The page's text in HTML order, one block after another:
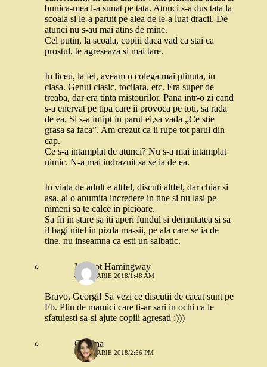
bunica-mea l-a sunat pe tata. Atunci s-a dus tata la
scoala si le-a paruit pe alea de le-a luat dracii. De
atunci nu s-au mai atins de mine.
Cel putin, la scoala, copiii daca vad ca stai ca
prostul, te agreseaza si mai tare.
In liceu, la fel, aveam o colega mai plinuta, in
clasa. Genul clasic, tocilara, etc. Era super de
treaba, dar era tinta mistourilor. Pana intr-o zi cand
s-a enervat pe tipa care ii provoca pe toti, sa rada
de ea. Si s-a infipt in parul ei,sa vada „Ce stie
grasa sa faca”. Am crezut ca ii rupe tot parul din
cap.
Ce s-a intamplat de atunci? Nu s-a mai intamplat
nimic. N-a mai indraznit sa se ia de ea.
In viata de adult e altfel, discuti altfel, dar chiar si
asa, ai o anumita incredere in tine si nu lasi pe
nimeni sa te calce in picioare.
Sa fii in stare sa iti aperi fundul si demnitatea si sa
il bagi nitel in pizda ma-sii, pe ala care se ia de
tine, nu inseamna ca esti un salbatic.
Margot Hamingway
8 IANUARIE 2018/1:48 AM
Bravo, Georgi! Sa vezi ce discutii de cacat sunt pe
Fb. Plin de mamici care ti-ar sari in ochi ca le
sfatuiesti sa-si ajute copiii agresati :)))
Cristina
6 IANUARIE 2018/2:56 PM